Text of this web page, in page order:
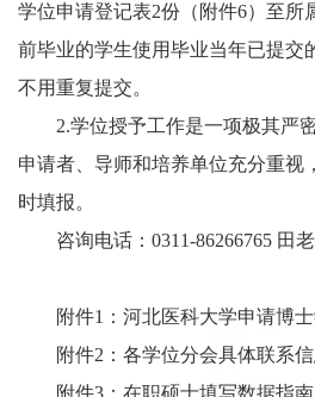
学位申请登记表2份（附件6）至所
前毕业的学生使用毕业当年已提交
不用重复提交。
2.学位授予工作是一项极其严
申请者、导师和培养单位充分重视
时填报。
咨询电话：0311-86266765 田
附件1：河北医科大学申请博
附件2：各学位分会具体联系
附件3：在职硕士填写数据指南